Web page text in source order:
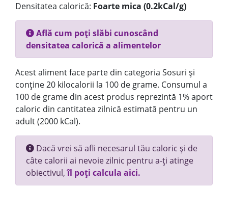
Densitatea calorică: Foarte mica (0.2kCal/g)
Află cum poți slăbi cunoscând
densitatea calorică a alimentelor
Acest aliment face parte din categoria Sosuri și
conține 20 kilocalorii la 100 de grame. Consumul a
100 de grame din acest produs reprezintă 1% aport
caloric din cantitatea zilnică estimată pentru un
adult (2000 kCal).
Dacă vrei să afli necesarul tău caloric și de
câte calorii ai nevoie zilnic pentru a-ți atinge
obiectivul,îl poți calcula aici.